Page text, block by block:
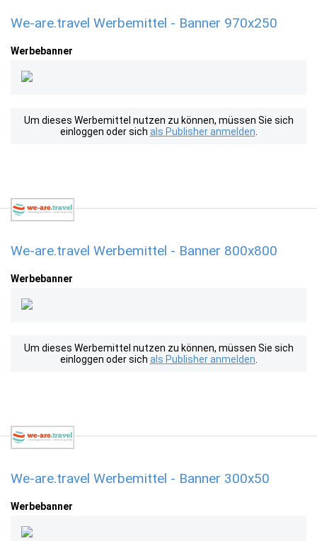
We-are.travel Werbemittel - Banner 970x250
Werbebanner
Um dieses Werbemittel nutzen zu können, müssen Sie sich
einloggen oder sich als Publisher anmelden
We-are.travel Werbemittel - Banner 800x800
Werbebanner
Um dieses Werbemittel nutzen zu können, müssen Sie sich
einloggen oder sich als Publisher anmelden
We-are.travel Werbemittel - Banner 300x50
Werbebanner